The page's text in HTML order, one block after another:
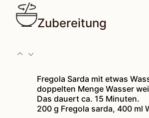
Zubereitung
Fregola Sarda mit etwas
doppelten Menge Wasser
Das dauert ca. 15 Minuten.
200 g Fregola sarda,400 ml